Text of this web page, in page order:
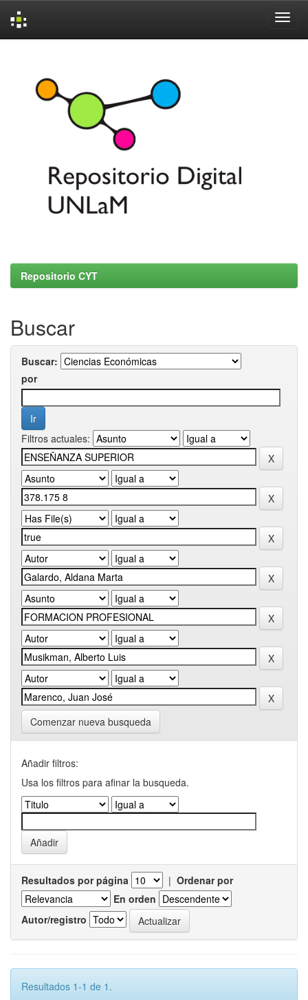
Repositorio CYT
Buscar
Buscar:
por
Filtros actuales:
Comenzar nueva busqueda
Añadir filtros:
Usa los filtros para afinar la busqueda.
Resultados por página | Ordenar por
En orden
Autor/registro
Resultados 1-1 de 1.